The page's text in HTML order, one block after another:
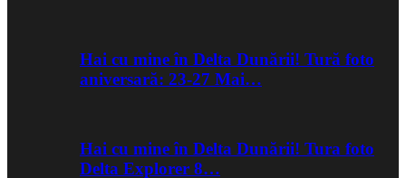
Hai cu mine în Delta Dunării! Tură foto
aniversară: 23-27 Mai…
Hai cu mine în Delta Dunării! Tura foto
Delta Explorer 8…